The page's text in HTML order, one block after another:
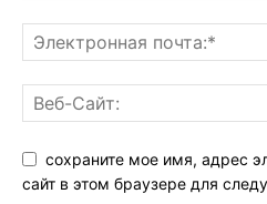
сохраните мое имя, адрес
сайт в этом браузере для